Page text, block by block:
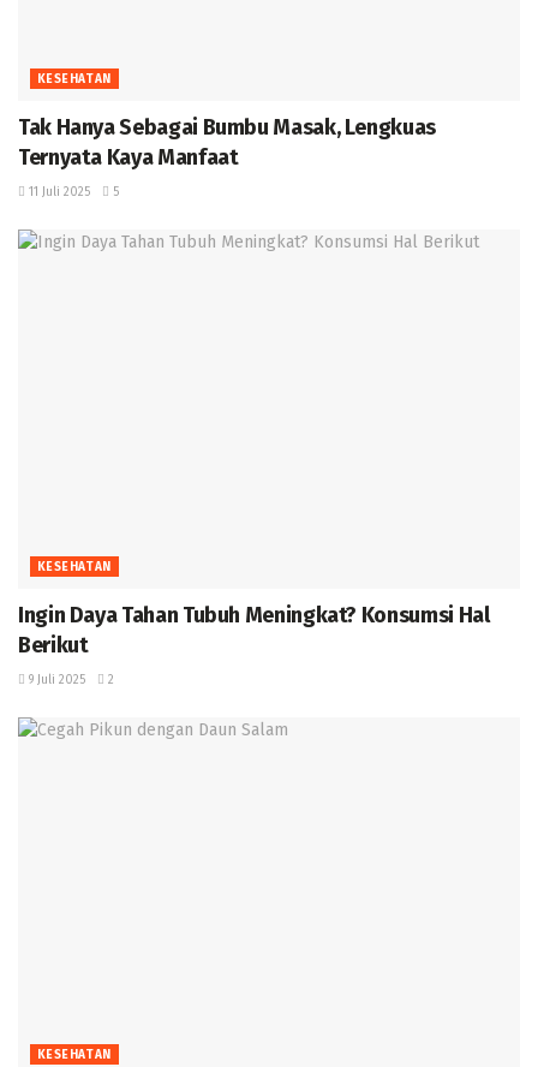
KESEHATAN
Tak Hanya Sebagai Bumbu Masak, Lengkuas
Ternyata Kaya Manfaat
11 Juli 2025 5
KESEHATAN
Ingin Daya Tahan Tubuh Meningkat? Konsumsi Hal
Berikut
9 Juli 2025 2
KESEHATAN